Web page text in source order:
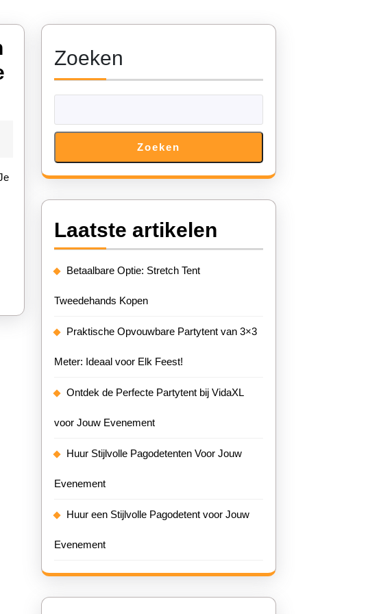
Zoeken
Zoeken
Laatste artikelen
Betaalbare Optie: Stretch Tent
Tweedehands Kopen
Praktische Opvouwbare Partytent van 3×3
Meter: Ideaal voor Elk Feest!
Ontdek de Perfecte Partytent bij VidaXL
voor Jouw Evenement
Huur Stijlvolle Pagodetenten Voor Jouw
Evenement
Huur een Stijlvolle Pagodetent voor Jouw
Evenement